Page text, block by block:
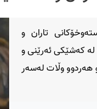
تاران و
لە کەشێکی ئەرێنی و
هەردوو وڵات لەسەر